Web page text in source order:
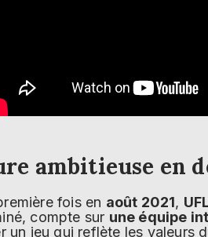
ambitieuse en
fois en août 2021,
compte sur une équipe
un jeu qui reflète les